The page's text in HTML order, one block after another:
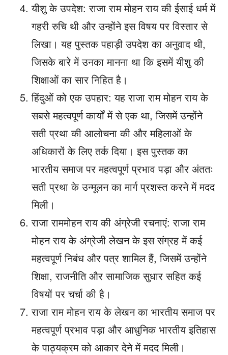
यीशु के उपदेश: राजा राम मोहन राय की ईसाई धर्म में
गहरी रुचि थी और उन्होंने इस विषय पर विस्तार से
लिखा। यह पुस्तक पहाड़ी उपदेश का अनुवाद थी,
जिसके बारे में उनका मानना ​​था कि इसमें यीशु की
शिक्षाओं का सार निहित है।
हिंदुओं को एक उपहार: यह राजा राम मोहन राय के
सबसे महत्वपूर्ण कार्यों में से एक था, जिसमें उन्होंने
सती प्रथा की आलोचना की और महिलाओं के
अधिकारों के लिए तर्क दिया। इस पुस्तक का
भारतीय समाज पर महत्वपूर्ण प्रभाव पड़ा और अंततः
सती प्रथा के उन्मूलन का मार्ग प्रशस्त करने में मदद
मिली।
राजा राममोहन राय की अंग्रेजी रचनाएं: राजा राम
मोहन राय के अंग्रेजी लेखन के इस संग्रह में कई
महत्वपूर्ण निबंध और पत्र शामिल हैं, जिसमें उन्होंने
शिक्षा, राजनीति और सामाजिक सुधार सहित कई
विषयों पर चर्चा की है।
राजा राम मोहन राय के लेखन का भारतीय समाज पर
महत्वपूर्ण प्रभाव पड़ा और आधुनिक भारतीय इतिहास
के पाठ्यक्रम को आकार देने में मदद मिली।